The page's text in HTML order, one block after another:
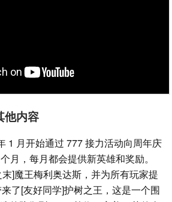
他内容
1 月开始通过 777 接力活动向周年庆
月，每月都会提供新英雄和奖励。
]魔王梅利奥达斯，并为所有玩家提
了[友好同学]护树之王，这是一个围